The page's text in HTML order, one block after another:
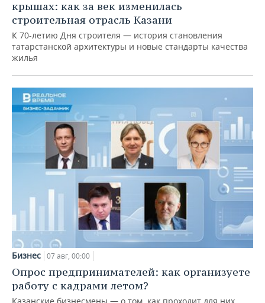
крышах: как за век изменилась
строительная отрасль Казани
К 70-летию Дня строителя — история становления
татарстанской архитектуры и новые стандарты качества
жилья
Бизнес 07 авг, 00:00
Опрос предпринимателей: как организуете
работу с кадрами летом?